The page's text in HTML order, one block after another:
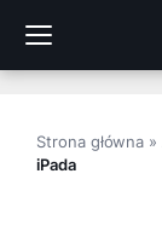
treści
Strona główna »
iPada